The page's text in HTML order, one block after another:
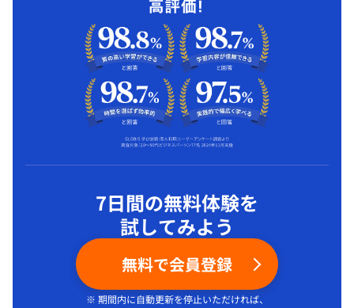
7日間の無料体験を
試してみよう
無料で会員登録
※ 期間内に自動更新を停止いただければ、